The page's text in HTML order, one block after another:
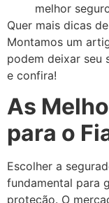
melhor
Quer mais dicas
Montamos um
podem deixar seu
e confira!
As
para o
Escolher a
fundamental para
proteção. O